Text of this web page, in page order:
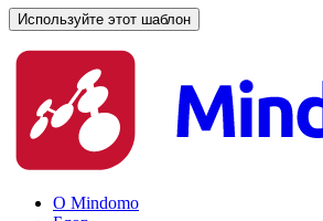
Используйте этот шаблон
О Mindomo